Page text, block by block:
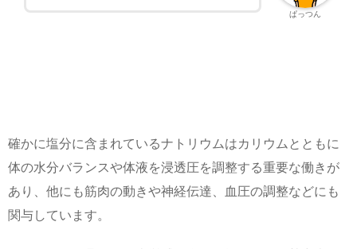
ぱっつん
確かに塩分に含まれているナトリウムはカリウムとともに
体の水分バランスや体液を浸透圧を調整する重要な働きが
あり、他にも筋肉の動きや神経伝達、血圧の調整などにも
関与しています。